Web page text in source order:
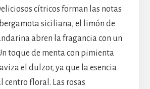
cítricos forman las notas
siciliana, el limón de
abren la fragancia con un
toque de menta con pimienta
el dulzor, ya que la esencia
centro floral. Las rosas